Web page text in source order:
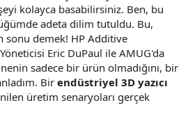
kolayca basabilirsiniz. Ben, bu
adeta dilim tutuldu. Bu,
sonu demek! HP Additive
Eric DuPaul ile AMUG'da
sadece bir ürün olmadığını, bir
Bir endüstriyel 3D yazıcı
üretim senaryoları gerçek